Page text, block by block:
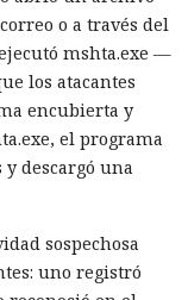
o a través del
mshta.exe —
los atacantes
encubierta y
el programa
descargó una
sospechosa
uno registró